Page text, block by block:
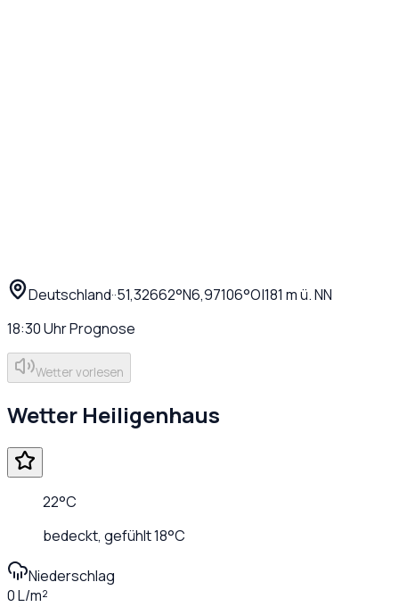
Deutschland··51,32662°N6,97106°O|181 m ü. NN
18:30UhrPrognose
Wetter vorlesen
Wetter Heiligenhaus
22°C
bedeckt, gefühlt18°C
Niederschlag
0 L/m²